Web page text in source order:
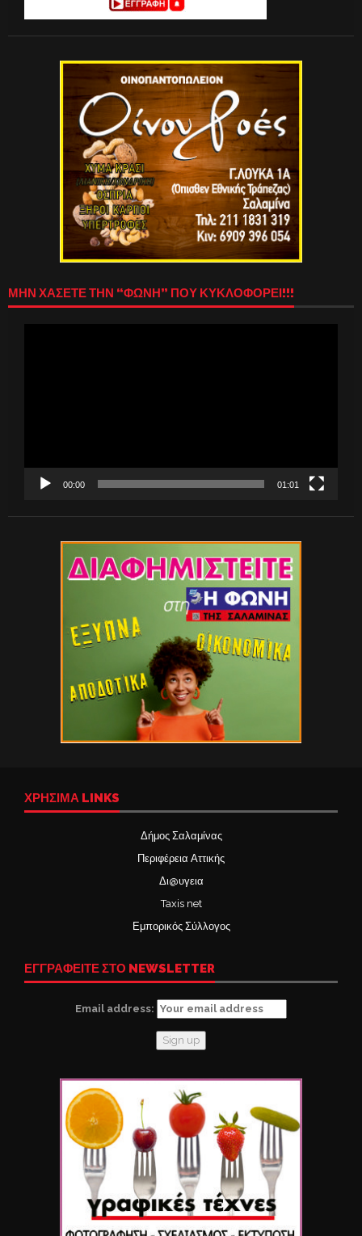
ΜΗΝ ΧΑΣΕΤΕ ΤΗΝ “ΦΩΝΗ” ΠΟΥ ΚΥΚΛΟΦΟΡΕΙ!!!
00:00 01:01
ΧΡΉΣΙΜΑ LINKS
Δήμος Σαλαμίνας
Περιφέρεια Αττικής
Δι@υγεια
Taxis net
Εμπορικός Σύλλογος
ΕΓΓΡΑΦΕΙΤΕ ΣΤΟ NEWSLETTER
Email address: